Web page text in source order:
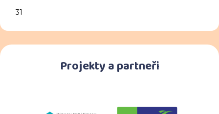
31
Projekty a partneři